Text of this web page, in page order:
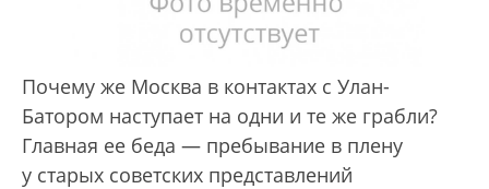
Почему же Москва в контактах с Улан-
Батором наступает на одни и те же грабли?
Главная ее беда — пребывание в плену
у старых советских представлений